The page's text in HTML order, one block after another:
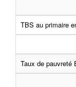
TBS au primaire
Taux de pauvreté